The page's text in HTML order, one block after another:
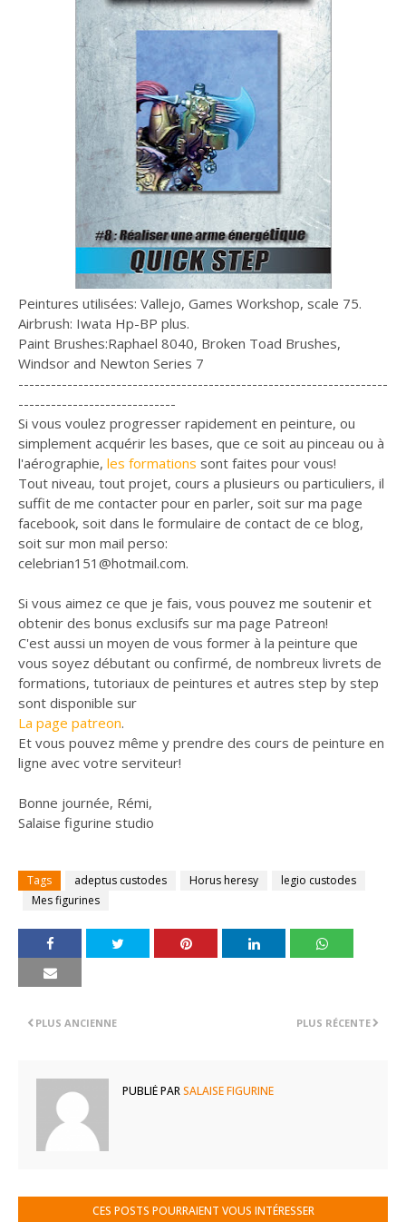
Peintures utilisées: Vallejo, Games Workshop, scale 75.
Airbrush: Iwata Hp-BP plus.
Paint Brushes:Raphael 8040, Broken Toad Brushes,
Windsor and Newton Series 7
--------------------------------------------------------------------
-----------------------------
Si vous voulez progresser rapidement en peinture, ou
simplement acquérir les bases, que ce soit au pinceau ou à
l'aérographie, les formations sont faites pour vous!
Tout niveau, tout projet, cours a plusieurs ou particuliers, il
suffit de me contacter pour en parler, soit sur ma page
facebook, soit dans le formulaire de contact de ce blog,
soit sur mon mail perso:
celebrian151@hotmail.com.
Si vous aimez ce que je fais, vous pouvez me soutenir et
obtenir des bonus exclusifs sur ma page Patreon!
C'est aussi un moyen de vous former à la peinture que
vous soyez débutant ou confirmé, de nombreux livrets de
formations, tutoriaux de peintures et autres step by step
sont disponible sur
La page patreon.
Et vous pouvez même y prendre des cours de peinture en
ligne avec votre serviteur!
Bonne journée, Rémi,
Salaise figurine studio
Tags adeptus custodes Horus heresy
legio custodes
Mes figurines
PLUS RÉCENTE
PLUS ANCIENNE
PUBLIÉ PARSALAISE FIGURINE
CES POSTS POURRAIENT VOUS INTÉRESSER